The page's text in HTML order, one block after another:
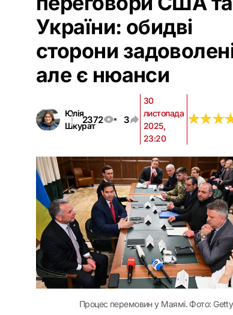
України: обидві
сторони
але є нюанси
Юлія
Шкурат
2372 3
30
листопада
2025,
23:20
★★★
★★★
Процес перемовин у Маямі. Фото: